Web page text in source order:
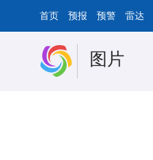
首页 预报 预警 雷达
图片